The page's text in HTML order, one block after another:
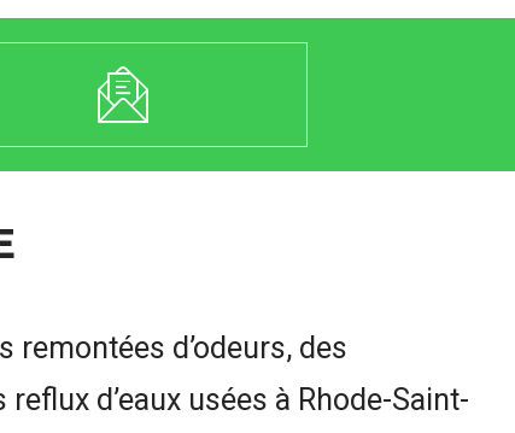
remontées d’odeurs, des
d’eaux usées à Rhode-Saint-